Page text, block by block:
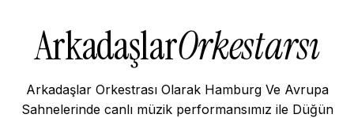
ArkadaşlarOrkestarsı
Arkadaşlar Orkestrası Olarak Hamburg Ve Avrupa
Sahnelerinde canlı müzik performansımız ile Düğün